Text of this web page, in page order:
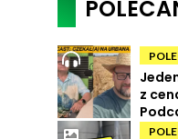
z